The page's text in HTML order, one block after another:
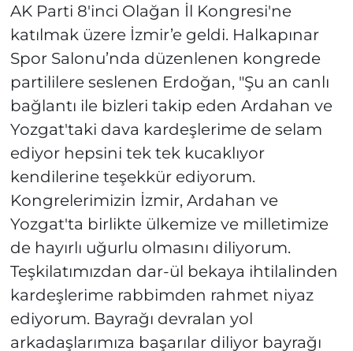
AK Parti 8'inci Olağan İl Kongresi'ne
katılmak üzere İzmir’e geldi. Halkapınar
Spor Salonu’nda düzenlenen kongrede
partililere seslenen Erdoğan, "Şu an canlı
bağlantı ile bizleri takip eden Ardahan ve
Yozgat'taki dava kardeşlerime de selam
ediyor hepsini tek tek kucaklıyor
kendilerine teşekkür ediyorum.
Kongrelerimizin İzmir, Ardahan ve
Yozgat'ta birlikte ülkemize ve milletimize
de hayırlı uğurlu olmasını diliyorum.
Teşkilatımızdan dar-ül bekaya ihtilalinden
kardeşlerime rabbimden rahmet niyaz
ediyorum. Bayrağı devralan yol
arkadaşlarımıza başarılar diliyor bayrağı